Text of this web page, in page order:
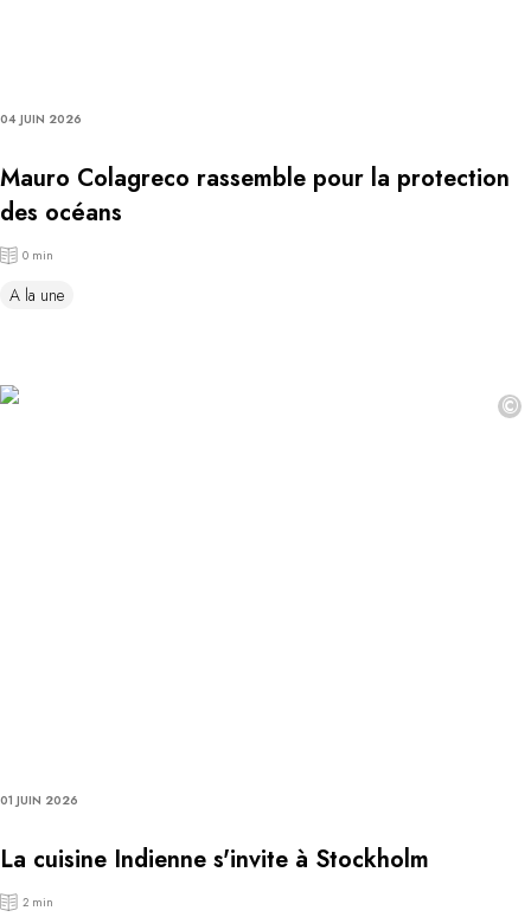
04 JUIN 2026
Mauro Colagreco rassemble pour la protection
des océans
0 min
A la une
©
01 JUIN 2026
La cuisine Indienne s'invite à Stockholm
2 min